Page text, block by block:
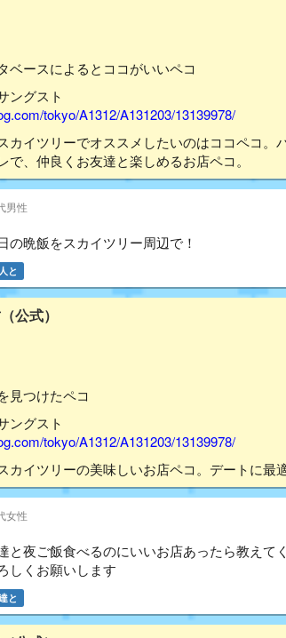
ベースによるとココがいいペコ
ングスト
tokyo/A1312/A131203/13139978/
カイツリーでオススメしたいのはココペコ。
で、仲良くお友達と楽しめるお店ペコ。
男性
の晩飯をスカイツリー周辺で！
と
公式）
見つけたペコ
ングスト
tokyo/A1312/A131203/13139978/
カイツリーの美味しいお店ペコ。デートに最
女性
と夜ご飯食べるのにいいお店あったら教えて
しくお願いします
と